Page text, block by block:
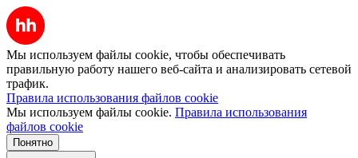
Мы используем файлы cookie, чтобы обеспечивать
правильную работу нашего веб-сайта и анализировать сетевой
трафик.
Правила использования файлов cookie
Мы используем файлы cookie. Правила использования
файлов cookie
Понятно